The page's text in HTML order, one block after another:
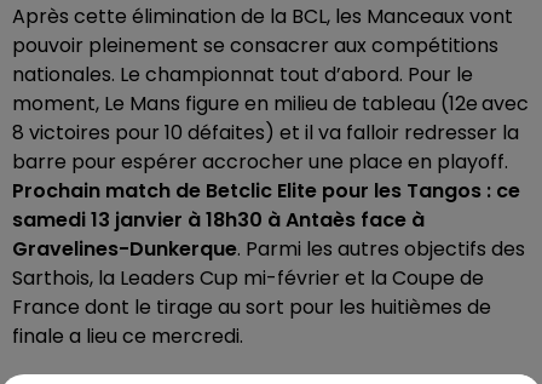
Après cette élimination de la BCL, les Manceaux vont
pouvoir pleinement se consacrer aux compétitions
nationales. Le championnat tout d’abord. Pour le
moment, Le Mans figure en milieu de tableau (12eavec
8 victoires pour 10 défaites) et il va falloir redresser la
barre pour espérer accrocher une place en playoff.
Prochain match de Betclic Elite pour les Tangos : ce
samedi 13 janvier à 18h30 à Antaès face à
Gravelines-Dunkerque. Parmi les autres objectifs des
Sarthois, la Leaders Cup mi-février et la Coupe de
France dont le tirage au sort pour les huitièmes de
finale a lieu ce mercredi.